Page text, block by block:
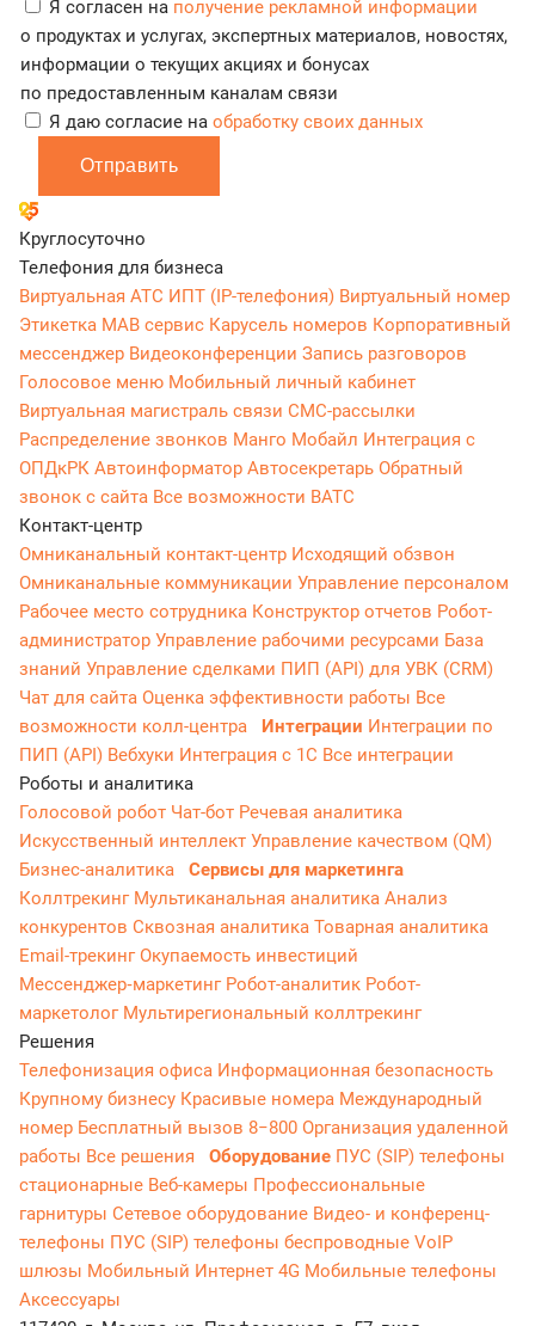
Я согласен на получение рекламной информации
о продуктах и услугах, экспертных материалов, новостях,
информации о текущих акциях и бонусах
по предоставленным каналам связи
Я даю согласие на обработку своих данных
Отправить
Круглосуточно
Телефония для бизнеса
Виртуальная АТС ИПТ (IP-телефония) Виртуальный номер
Этикетка МАВ сервис Карусель номеров Корпоративный
мессенджер Видеоконференции Запись разговоров
Голосовое меню Мобильный личный кабинет
Виртуальная магистраль связи СМС-рассылки
Распределение звонков Манго Мобайл Интеграция с
ОПДкРК Автоинформатор Автосекретарь Обратный
звонок с сайта Все возможности ВАТС
Контакт-центр
Омниканальный контакт-центр Исходящий обзвон
Омниканальные коммуникации Управление персоналом
Рабочее место сотрудника Конструктор отчетов Робот-
администратор Управление рабочими ресурсами База
знаний Управление сделками ПИП (API) для УВК (CRM)
Чат для сайта Оценка эффективности работы Все
возможности колл-центра
Интеграции Интеграции по
ПИП (API) Вебхуки Интеграция с 1С Все интеграции
Роботы и аналитика
Голосовой робот Чат-бот Речевая аналитика
Искусственный интеллект Управление качеством (QM)
Бизнес-аналитика
Сервисы для маркетинга
Коллтрекинг Мультиканальная аналитика Анализ
конкурентов Сквозная аналитика Товарная аналитика
Email-трекингОкупаемость инвестиций
Мессенджер‑маркетинг Робот-аналитик Робот-
маркетолог Мультирегиональный коллтрекинг
Решения
Телефонизация офиса Информационная безопасность
Крупному бизнесу Красивые номера Международный
номер Бесплатный вызов 8−800 Организация удаленной
работы Все решения Оборудование ПУС (SIP) телефоны
стационарные Веб-камеры Профессиональные
гарнитуры Сетевое оборудование Видео- и конференц-
телефоны ПУС (SIP) телефоны беспроводные VoIP
шлюзы Мобильный Интернет 4G Мобильные телефоны
Аксессуары